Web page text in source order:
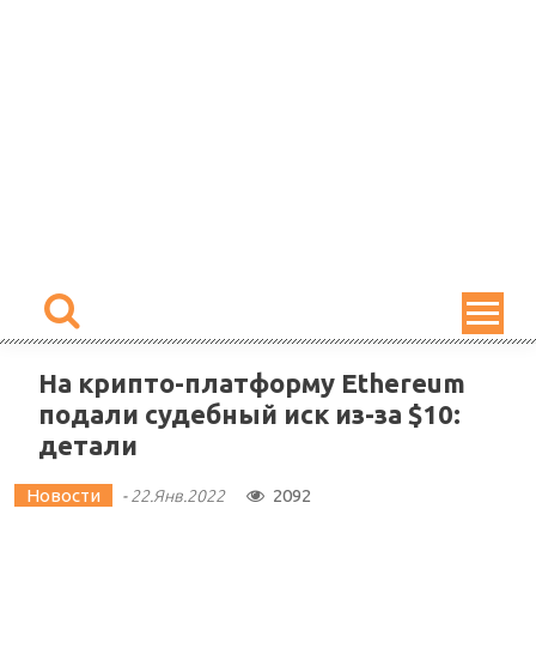
На крипто-платформу Ethereum
подали судебный иск из-за $10:
детали
Новости -22.Янв.2022 2092